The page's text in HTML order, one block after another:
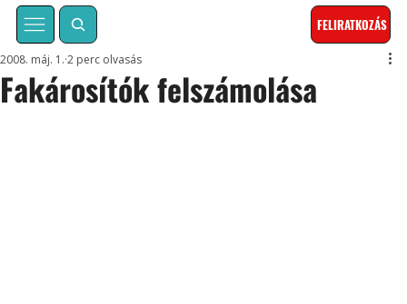
FELIRATKOZÁS
Fakárosítók felszámolása
2008. máj. 1. 2 perc olvasás